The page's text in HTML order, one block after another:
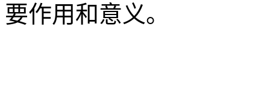
要作用和意义。